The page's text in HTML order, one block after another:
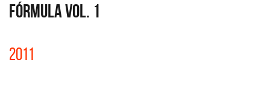
FÓRMULA VOL. 1
2011